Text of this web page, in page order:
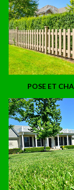
POSE ET